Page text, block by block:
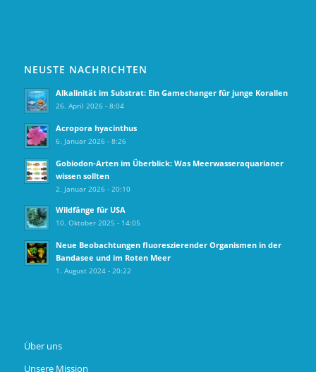
NEUSTE NACHRICHTEN
Alkalinität im Substrat: Ein Gamechanger für junge Korallen
26. April 2026 - 8:04
Acropora hyacinthus
6. Januar 2026 - 8:26
Gobiodon‑Arten im Überblick: Was Meerwasseraquarianer
wissen sollten
2. Januar 2026 - 20:10
Wildfänge für USA
10. Oktober 2025 - 14:05
Neue Beobachtungen fluoreszierender Organismen in der
Bandasee und im Roten Meer
1. August 2024 - 20:22
Über uns
Unsere Mission